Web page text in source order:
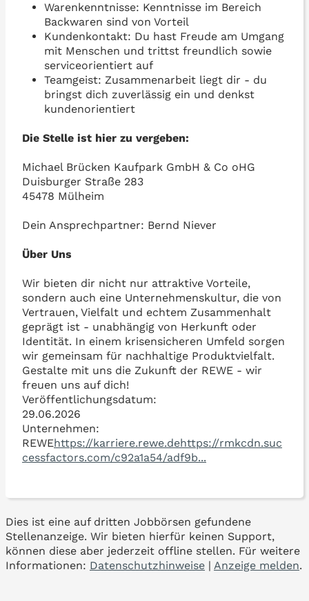
Warenkenntnisse: Kenntnisse im Bereich
Backwaren sind von Vorteil
Kundenkontakt: Du hast Freude am Umgang
mit Menschen und trittst freundlich sowie
serviceorientiert auf
Teamgeist: Zusammenarbeit liegt dir - du
bringst dich zuverlässig ein und denkst
kundenorientiert
Die Stelle ist hier zu vergeben:
Michael Brücken Kaufpark GmbH & Co oHG
Duisburger Straße 283
45478 Mülheim
Dein Ansprechpartner: Bernd Niever
Über Uns
Wir bieten dir nicht nur attraktive Vorteile,
sondern auch eine Unternehmenskultur, die von
Vertrauen, Vielfalt und echtem Zusammenhalt
geprägt ist - unabhängig von Herkunft oder
Identität. In einem krisensicheren Umfeld sorgen
wir gemeinsam für nachhaltige Produktvielfalt.
Gestalte mit uns die Zukunft der REWE - wir
freuen uns auf dich!
Veröffentlichungsdatum:
29.06.2026
Unternehmen:
REWEhttps://karriere.rewe.dehttps://rmkcdn.suc
cessfactors.com/c92a1a54/adf9b...
Dies ist eine auf dritten Jobbörsen gefundene
Stellenanzeige. Wir bieten hierfür keinen Support,
können diese aber jederzeit offline stellen. Für weitere
Informationen: Datenschutzhinweise | Anzeige melden.